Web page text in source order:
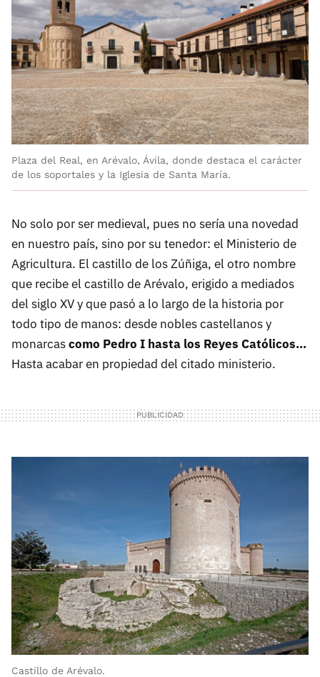
Plaza del Real, en Arévalo, Ávila, donde destaca el carácter
de los soportales y la Iglesia de Santa María.
No solo por ser medieval, pues no sería una novedad
en nuestro país, sino por su tenedor: el Ministerio de
Agricultura. El castillo de los Zúñiga, el otro nombre
que recibe el castillo de Arévalo, erigido a mediados
del siglo XV y que pasó a lo largo de la historia por
todo tipo de manos: desde nobles castellanos y
monarcascomo Pedro I hasta los Reyes Católicos…
Hasta acabar en propiedad del citado ministerio.
Castillo de Arévalo.